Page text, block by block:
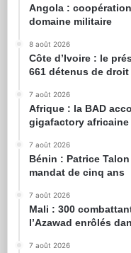
Angola :
domaine militaire
8 août 2026
Côte d’Ivoire : le
661 détenus de droit
7 août 2026
Afrique : la BAD
gigafactory
7 août 2026
Bénin : Patrice
mandat de cinq ans
7 août 2026
Mali : 300
l’Azawad enrôlés
7 août 2026